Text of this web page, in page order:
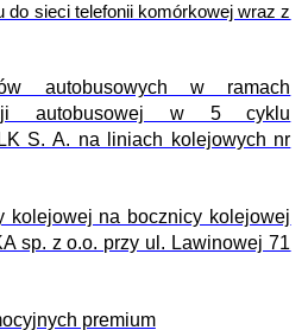
do sieci telefonii komórkowej wraz z
autobusowych w ramach
autobusowej w 5 cyklu
S. A. na liniach kolejowych nr
kolejowej na bocznicy kolejowej
sp. z o.o. przy ul. Lawinowej 71
premium